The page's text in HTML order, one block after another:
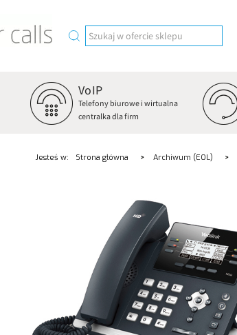
VoIP
Telefony biurowe i wirtualna
centralka dla firm
Jesteś w: Strona główna Archiwum (EOL)